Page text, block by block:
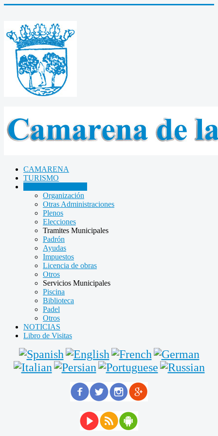
CAMARENA
TURISMO
Organización
Otras Administraciones
Plenos
Elecciones
Tramites Municipales
Padrón
Ayudas
Impuestos
Licencia de obras
Otros
Servicios Municipales
Piscina
Biblioteca
Padel
Otros
NOTICIAS
Libro de Visitas